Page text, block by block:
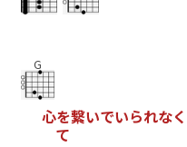
G
心を繋いでいられなく
て